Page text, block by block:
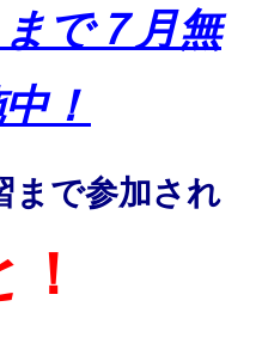
で７月無
！
まで参加され